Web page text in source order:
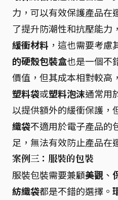
力，可以有效保護產品在
了提升防潮性和抗壓能力
緩衝材料 ，這也需要考慮
的硬殼包裝盒也是一個不
價值，但其成本相對較高
塑料袋或塑料泡沫通常用
以提供額外的緩衝保護，
織袋不適用於電子產品的
足，無法有效防止產品在
案例三：服裝的包裝
服裝包裝需要兼顧美觀 、
紡織袋都是不錯的選擇。